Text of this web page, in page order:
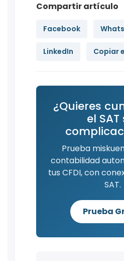
Compartir artículo
Facebook
LinkedIn Copiar
¿Quieres
el SAT
Prueba
contabilidad
tus CFDI, con
SAT.
Prueba